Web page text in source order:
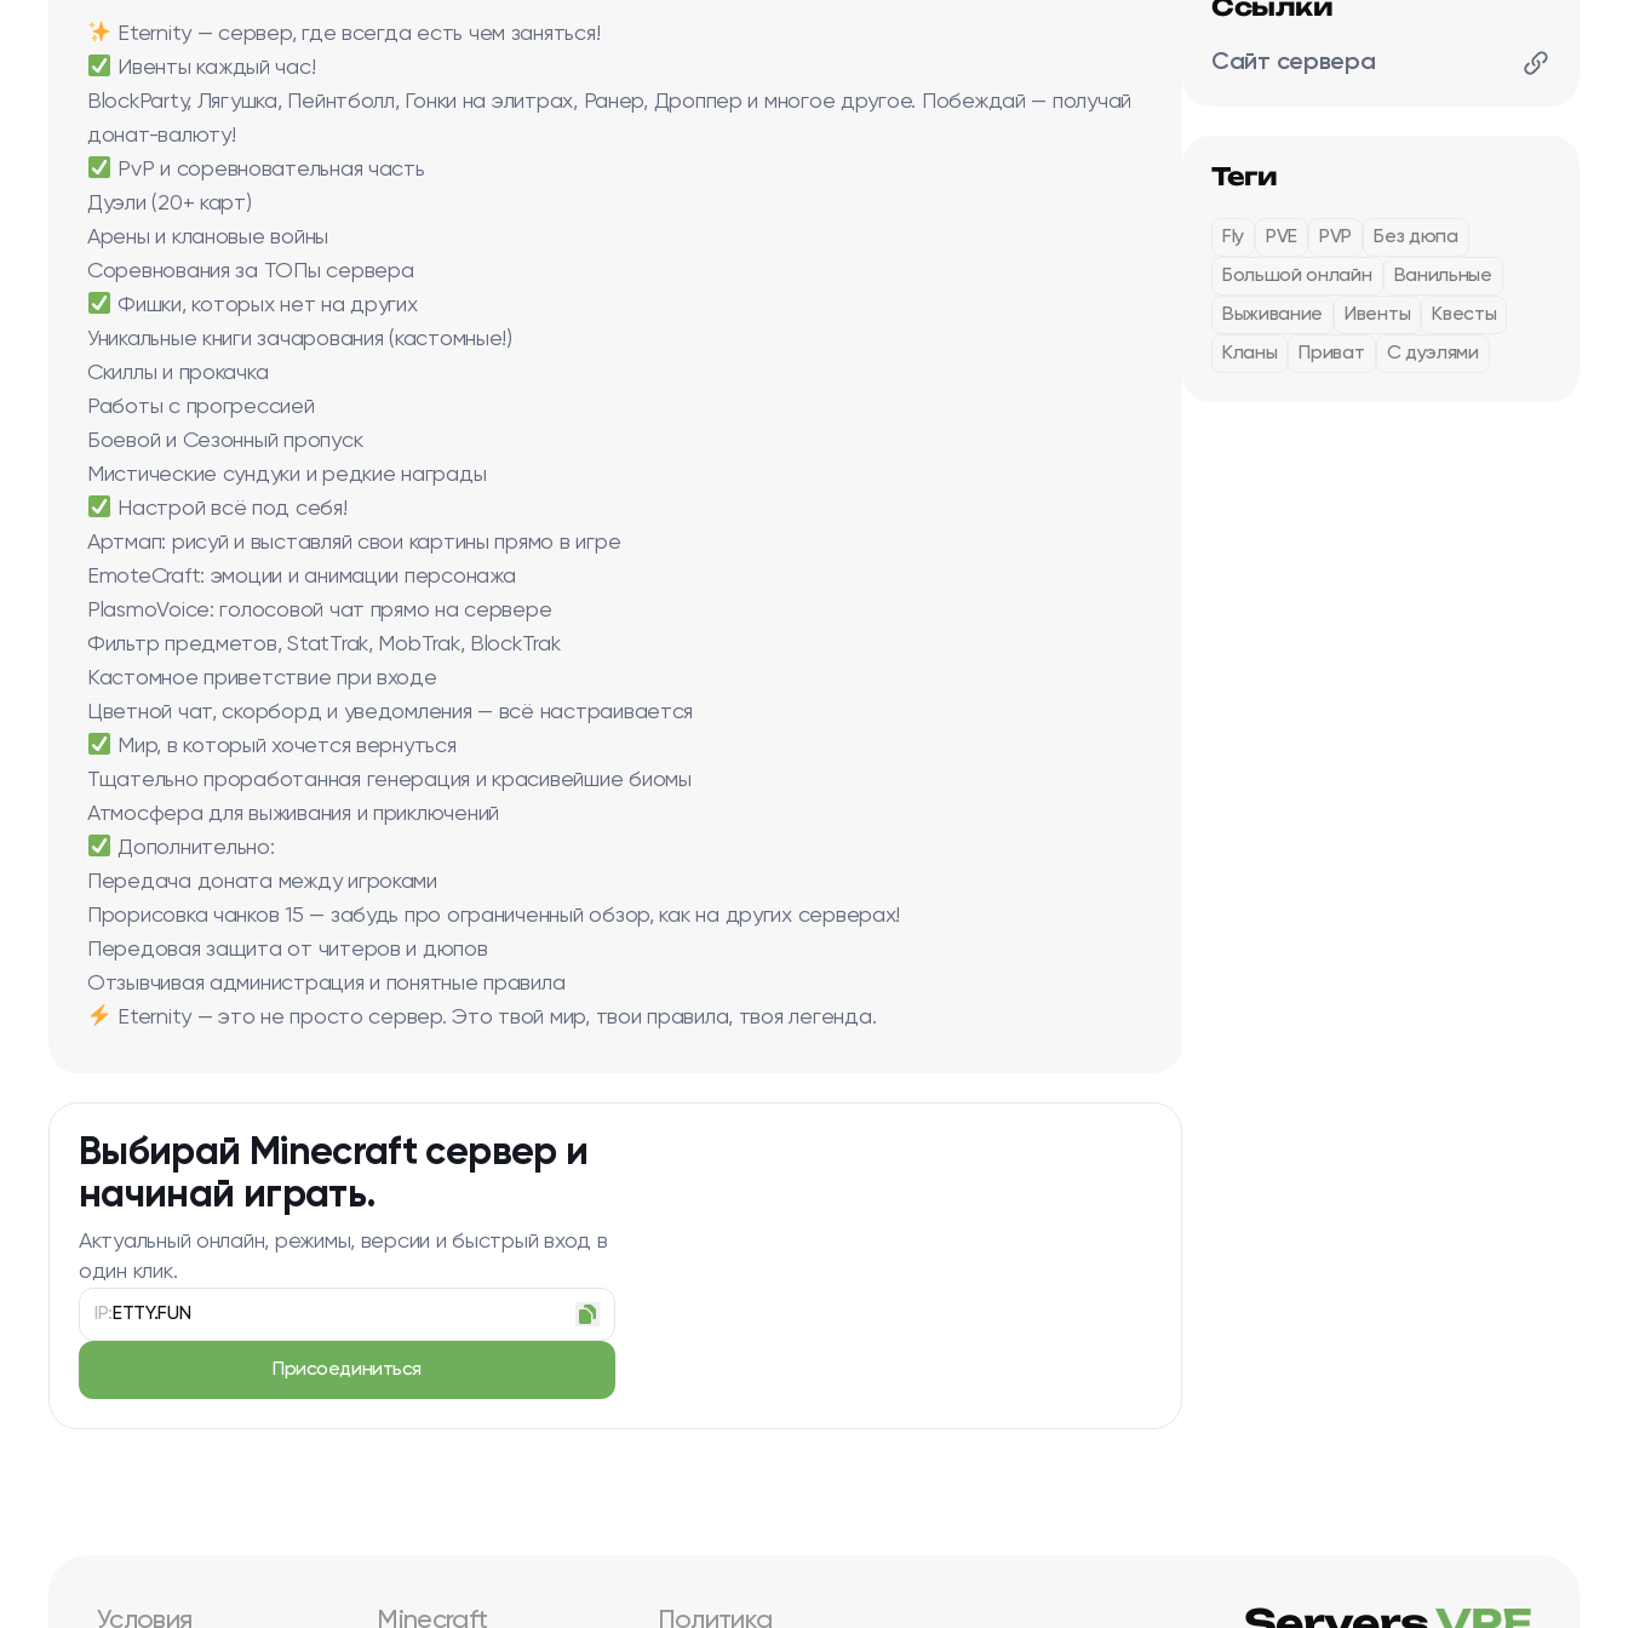
Eternity — сервер, где всегда есть чем заняться!
Ивенты каждый час!
BlockParty, Лягушка, Пейнтболл, Гонки на элитрах, Ранер, Дроппер и многое другое. Побеждай — получай
донат-валюту!
PvP и соревновательная часть
Дуэли (20+ карт)
Арены и клановые войны
Соревнования за ТОПы сервера
Фишки, которых нет на других
Уникальные книги зачарования (кастомные!)
Скиллы и прокачка
Работы с прогрессией
Боевой и Сезонный пропуск
Мистические сундуки и редкие награды
Настрой всё под себя!
Артмап: рисуй и выставляй свои картины прямо в игре
EmoteCraft: эмоции и анимации персонажа
PlasmoVoice: голосовой чат прямо на сервере
Фильтр предметов, StatTrak, MobTrak, BlockTrak
Кастомное приветствие при входе
Цветной чат, скорборд и уведомления — всё настраивается
Мир, в который хочется вернуться
Тщательно проработанная генерация и красивейшие биомы
Атмосфера для выживания и приключений
Дополнительно:
Передача доната между игроками
Прорисовка чанков 15 — забудь про ограниченный обзор, как на других серверах!
Передовая защита от читеров и дюпов
Отзывчивая администрация и понятные правила
Eternity — это не просто сервер. Это твой мир, твои правила, твоя легенда.
Выбирай Minecraft сервер и
начинай играть.
Актуальный онлайн, режимы, версии и быстрый вход в
один клик.
IP:ETTY.FUN
Присоединиться
Ссылки
Сайт сервера
Теги
Fly PVE PVP
Без дюпа
Большой онлайн
Ванильные
Выживание
Ивенты
Квесты
Кланы
Приват С дуэлями
Условия Minecraft Политика